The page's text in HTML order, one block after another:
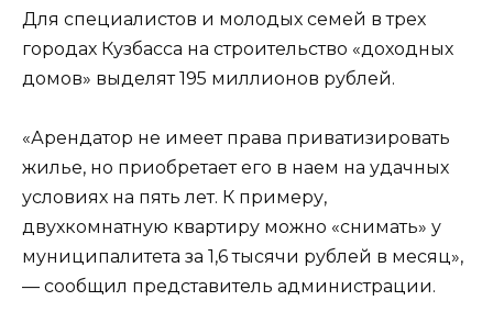
Для специалистов и молодых семей в трех
городах Кузбасса на строительство «доходных
домов» выделят 195 миллионов рублей.
«Арендатор не имеет права приватизировать
жилье, но приобретает его в наем на удачных
условиях на пять лет. К примеру,
двухкомнатную квартиру можно «снимать» у
муниципалитета за 1,6 тысячи рублей в месяц»,
— сообщил представитель администрации.